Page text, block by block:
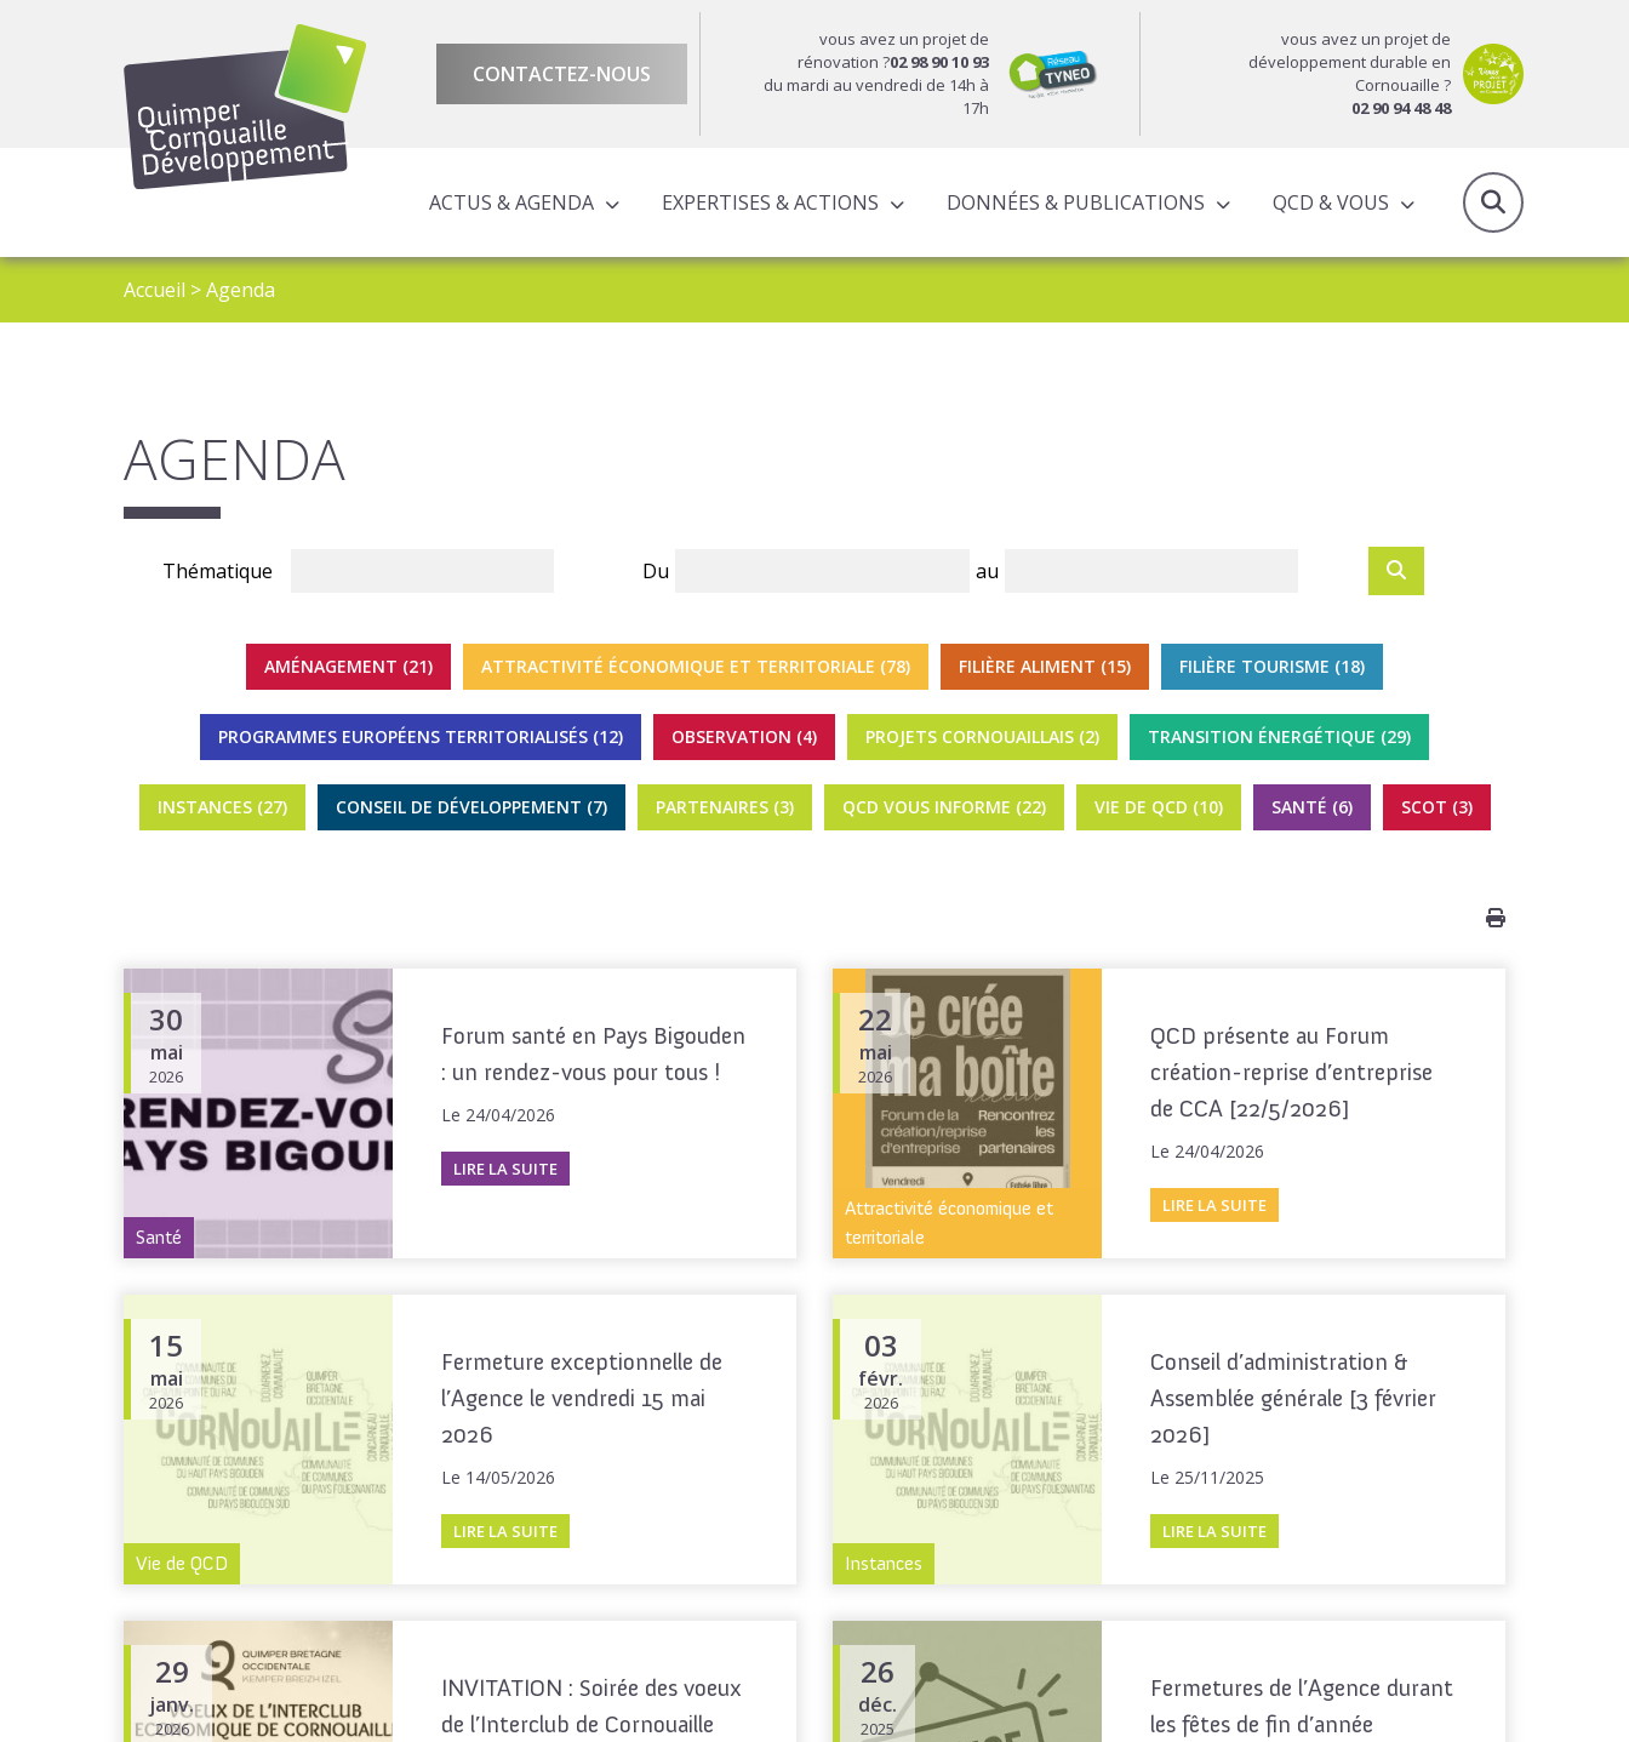
CONTACTEZ-NOUS
vous avez un projet de
rénovation ?02 98 90 10 93
du mardi au vendredi de 14h à
17h
vous avez un projet de
développement durable en
Cornouaille ?
02 90 94 48 48
ACTUS & AGENDA EXPERTISES & ACTIONS DONNÉES & PUBLICATIONS QCD & VOUS
Accueil >Agenda
AGENDA
Thématique Du au
AMÉNAGEMENT (21) ATTRACTIVITÉ ÉCONOMIQUE ET TERRITORIALE (78) FILIÈRE ALIMENT (15) FILIÈRE TOURISME (18)
PROGRAMMES EUROPÉENS TERRITORIALISÉS (12) OBSERVATION (4) PROJETS CORNOUAILLAIS (2) TRANSITION ÉNERGÉTIQUE (29)
INSTANCES (27) CONSEIL DE DÉVELOPPEMENT (7) PARTENAIRES (3) QCD VOUS INFORME (22) VIE DE QCD (10) SANTÉ (6) SCOT (3)
30
mai
2026
Santé
Forum santé en Pays Bigouden
: un rendez-vous pour tous !
Le 24/04/2026
LIRE LA SUITE
22
mai
2026
Attractivité économique et
territoriale
QCD présente au Forum
création-reprise d’entreprise
de CCA [22/5/2026]
Le 24/04/2026
LIRE LA SUITE
15
mai
2026
Vie de QCD
Fermeture exceptionnelle de
l’Agence le vendredi 15 mai
2026
Le 14/05/2026
LIRE LA SUITE
03
févr.
2026
Instances
Conseil d’administration &
Assemblée générale [3 février
2026]
Le 25/11/2025
LIRE LA SUITE
29
janv.
2026
INVITATION : Soirée des voeux
de l’Interclub de Cornouaille
26
déc.
2025
Fermetures de l’Agence durant
les fêtes de fin d’année